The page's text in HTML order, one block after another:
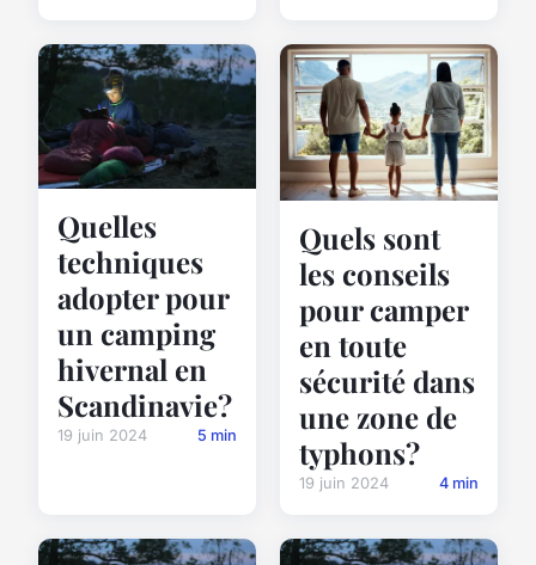
Quelles
techniques
adopter pour
un camping
hivernal en
Scandinavie?
19 juin 2024 5 min
Quels sont
les conseils
pour camper
en toute
sécurité dans
une zone de
typhons?
19 juin 2024 4 min